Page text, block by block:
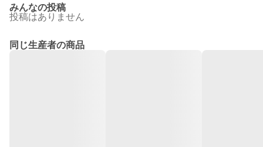
みんなの投稿
投稿はありません
同じ生産者の商品